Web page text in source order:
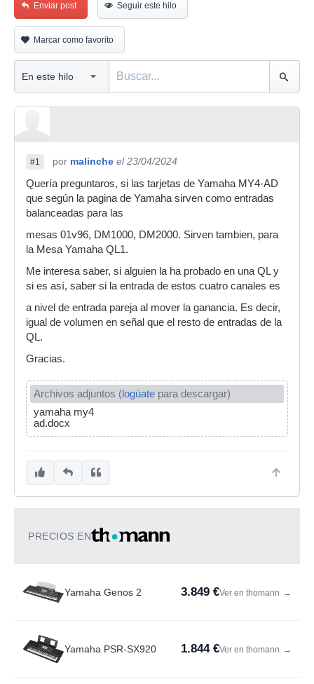
Enviar post Seguir este hilo
Marcar como favorito
#1 por malinche el 23/04/2024
Quería preguntaros, si las tarjetas de Yamaha MY4-AD
que según la pagina de Yamaha sirven como entradas
balanceadas para las
mesas 01v96, DM1000, DM2000. Sirven tambien, para
la Mesa Yamaha QL1.
Me interesa saber, si alguien la ha probado en una QL y
si es así, saber si la entrada de estos cuatro canales es
a nivel de entrada pareja al mover la ganancia. Es decir,
igual de volumen en señal que el resto de entradas de la
QL.
Gracias.
Archivos adjuntos (logúate para descargar)
yamaha my4
ad.docx
PRECIOS EN
Yamaha Genos 2 3.849 €Ver en thomann →
Yamaha PSR-SX920 1.844 €Ver en thomann →